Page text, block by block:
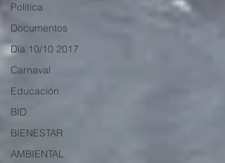
Política
Documentos
Día 10/10 2017
Carnaval
Educación
BID
BIENESTAR
AMBIENTAL